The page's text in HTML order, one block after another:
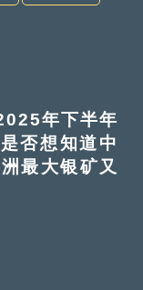
年下半年
否想知道中
最大银矿又